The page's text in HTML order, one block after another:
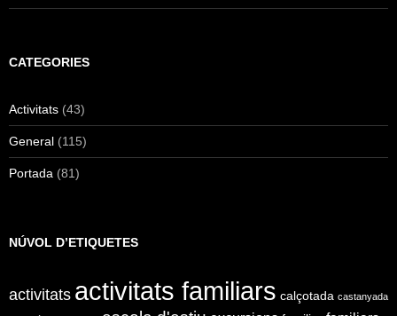
CATEGORIES
Activitats (43)
General (115)
Portada (81)
NÚVOL D’ETIQUETES
activitats activitats familiars calçotada castanyada